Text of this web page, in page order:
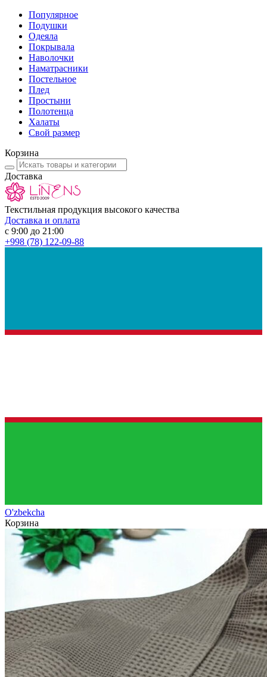
Популярное
Подушки
Одеяла
Покрывала
Наволочки
Наматрасники
Постельное
Плед
Простыни
Полотенца
Халаты
Свой размер
Корзина
Доставка
Текстильная продукция высокого качества
Доставка и оплата
с 9:00 до 21:00
+998 (78) 122-09-88
O'zbekcha
Корзина